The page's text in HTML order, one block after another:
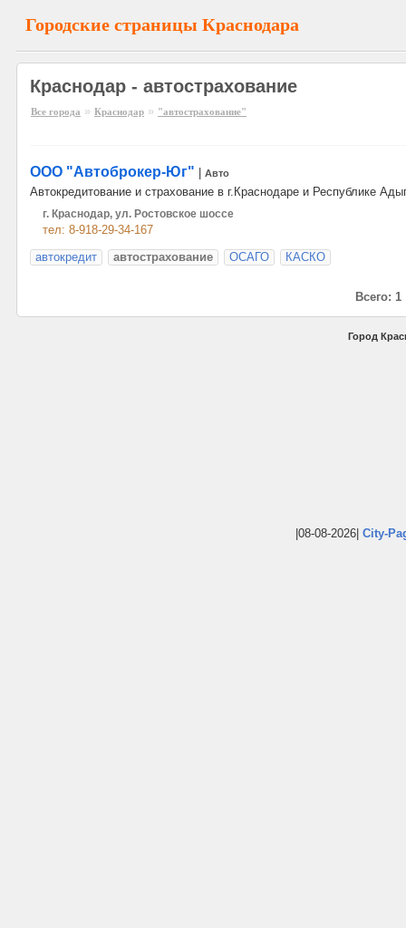
Городские страницы Краснодара
Краснодар - автострахование
Все города » Краснодар » "автострахование"
ООО "Автоброкер-Юг" Авто
Автокредитование и страхование в г.Краснодаре и Республике
г. Краснодар, ул. Ростовское шоссе
тел: 8-918-29-34-167
автокредит
автострахование ОСАГО КАСКО
Всего: 1
Город
|08-08-2026| City-